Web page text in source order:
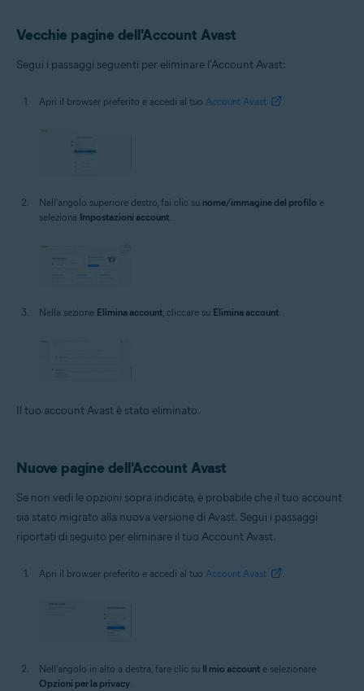
Vecchie pagine dell'Account Avast
Segui i passaggi seguenti per eliminare l'Account Avast:
Apri il browser preferito e accedi al tuo Account Avast .
Nell'angolo superiore destro, fai clic su nome/immagine del profilo e
seleziona Impostazioni account
Nella sezione Elimina account , cliccare su Elimina account
Il tuo account Avast è stato eliminato.
Nuove pagine dell'Account Avast
Se non vedi le opzioni sopra indicate, è probabile che il tuo account
sia stato migrato alla nuova versione di Avast. Segui i passaggi
riportati di seguito per eliminare il tuo Account Avast.
Apri il browser preferito e accedi al tuo Account Avast
Nell'angolo in alto a destra, fare clic su Il mio account e selezionare
Opzioni per la privacy.